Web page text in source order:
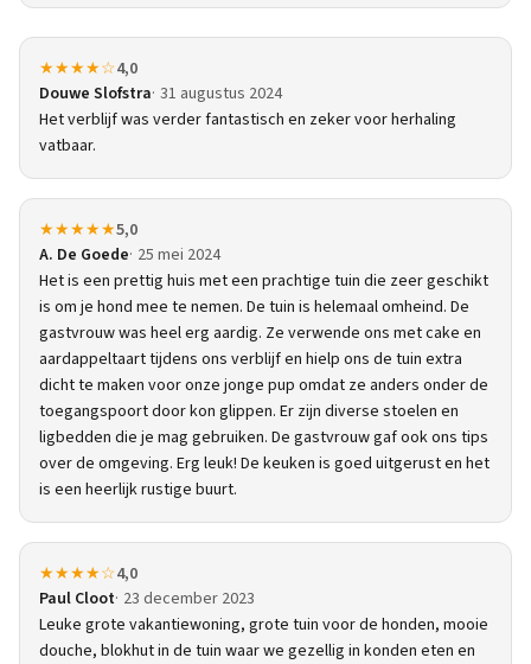
★★★★☆4,0
Douwe Slofstra 31 augustus 2024
Het verblijf was verder fantastisch en zeker voor herhaling
vatbaar.
★★★★★5,0
A. De Goede 25 mei 2024
Het is een prettig huis met een prachtige tuin die zeer geschikt
is om je hond mee te nemen. De tuin is helemaal omheind. De
gastvrouw was heel erg aardig. Ze verwende ons met cake en
aardappeltaart tijdens ons verblijf en hielp ons de tuin extra
dicht te maken voor onze jonge pup omdat ze anders onder de
toegangspoort door kon glippen. Er zijn diverse stoelen en
ligbedden die je mag gebruiken. De gastvrouw gaf ook ons tips
over de omgeving. Erg leuk! De keuken is goed uitgerust en het
is een heerlijk rustige buurt.
★★★★☆4,0
Paul Cloot 23 december 2023
Leuke grote vakantiewoning, grote tuin voor de honden, mooie
douche, blokhut in de tuin waar we gezellig in konden eten en